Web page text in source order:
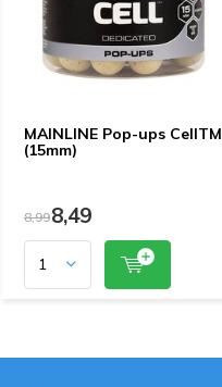
MAINLINE Pop-ups CellTM
(15mm)
8,998,49